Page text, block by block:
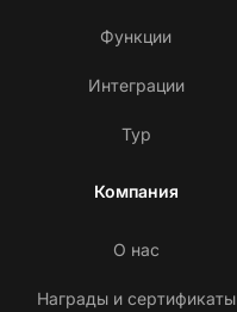
Функции
Интеграции
Тур
Компания
О нас
Награды и сертификаты